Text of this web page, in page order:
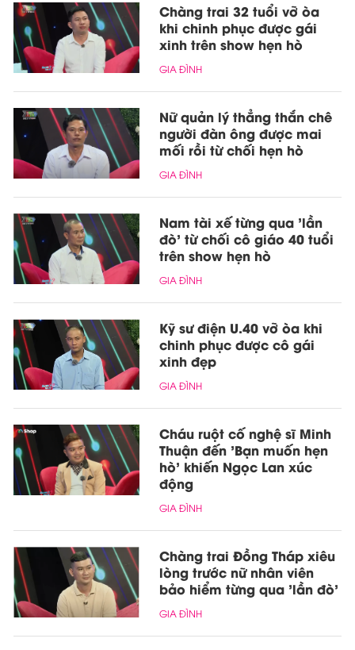
Chàng trai 32 tuổi vỡ òa
khi chinh phục được gái
xinh trên show hẹn hò
GIA ĐÌNH
Nữ quản lý thẳng thắn chê
người đàn ông được mai
mối rồi từ chối hẹn hò
GIA ĐÌNH
Nam tài xế từng qua 'lần
đò' từ chối cô giáo 40 tuổi
trên show hẹn hò
GIA ĐÌNH
Kỹ sư điện U.40 vỡ òa khi
chinh phục được cô gái
xinh đẹp
GIA ĐÌNH
Cháu ruột cố nghệ sĩ Minh
Thuận đến 'Bạn muốn hẹn
hò' khiến Ngọc Lan xúc
động
GIA ĐÌNH
Chàng trai Đồng Tháp xiêu
lòng trước nữ nhân viên
bảo hiểm từng qua 'lần đò'
GIA ĐÌNH